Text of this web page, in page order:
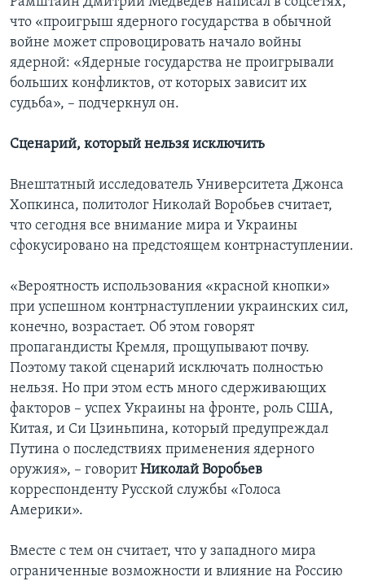
что «проигрыш ядерного государства в обычной
войне может спровоцировать начало войны
ядерной: «Ядерные государства не проигрывали
больших конфликтов, от которых зависит их
судьба», – подчеркнул он.
Сценарий, который нельзя исключить
Внештатный исследователь Университета Джонса
Хопкинса, политолог Николай Воробьев считает,
что сегодня все внимание мира и Украины
сфокусировано на предстоящем контрнаступлении.
«Вероятность использования «красной кнопки»
при успешном контрнаступлении украинских сил,
конечно, возрастает. Об этом говорят
пропагандисты Кремля, прощупывают почву.
Поэтому такой сценарий исключать полностью
нельзя. Но при этом есть много сдерживающих
факторов – успех Украины на фронте, роль США,
Китая, и Си Цзиньпина, который предупреждал
Путина о последствиях применения ядерного
оружия», – говоритНиколай Воробьев
корреспонденту Русской службы «Голоса
Америки».
Вместе с тем он считает, что у западного мира
ограниченные возможности и влияние на Россию